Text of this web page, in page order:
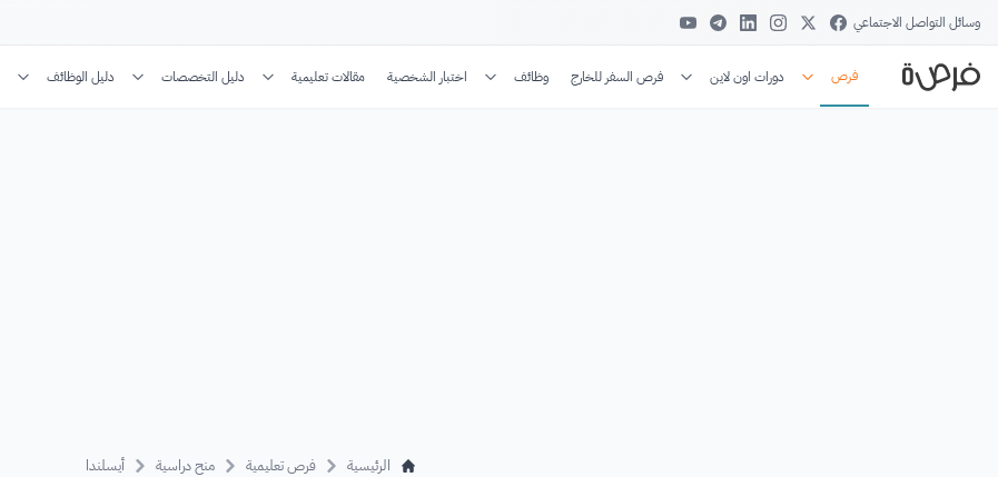
وسائل التواصل الاجتماعي
فرص دورات اون لاين فرص السفر للخارج وظائف اختبار الشخصية مقالات تعليمية دليل التخصصات دليل الوظائف
الرئيسية فرص تعليمية منح دراسية أيسلندا